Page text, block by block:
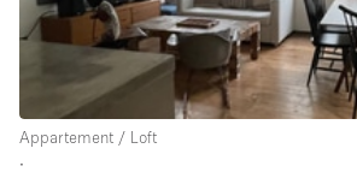
Hal
Herenhuis / Huis
Kantoorruimte
Appartement / Loft
∙